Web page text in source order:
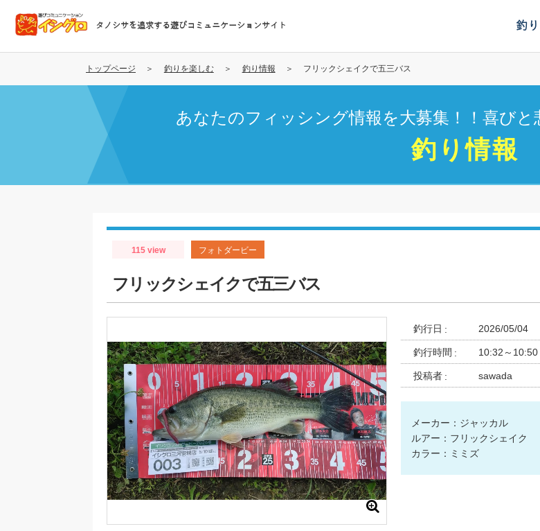
コ
テ
タノシサを追求する遊びコミュニケーションサイト 釣
トップページ 釣りを楽しむ 釣り情報 フリックシェイクで五三バス
あなたのフィッシング情報を大募集！！喜びと
釣り情報
115 view フォトダービー
フリックシェイクで五三バス
釣行日 2026/05/04
釣行時間 10:32～10:50
投稿者 sawada
メーカー：ジャッカル
ルアー：フリックシェイク
カラー：ミミズ